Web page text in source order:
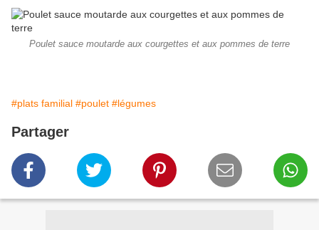
Poulet sauce moutarde aux courgettes et aux pommes de terre
#plats familial #poulet #légumes
Partager